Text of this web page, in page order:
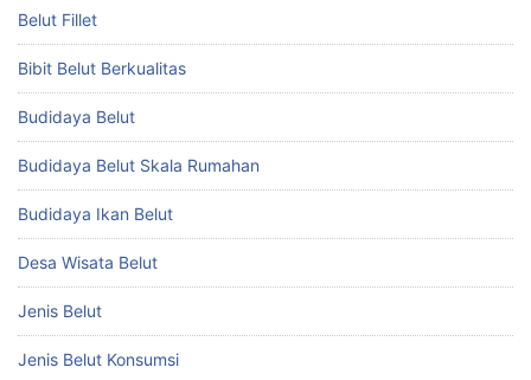
Belut Fillet
Bibit Belut Berkualitas
Budidaya Belut
Budidaya Belut Skala Rumahan
Budidaya Ikan Belut
Desa Wisata Belut
Jenis Belut
Jenis Belut Konsumsi